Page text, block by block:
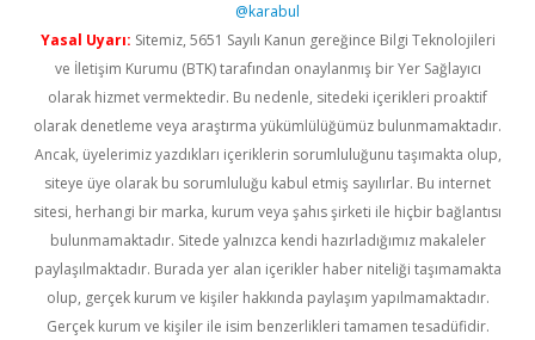
@karabul
Yasal Uyarı: Sitemiz, 5651 Sayılı Kanun gereğince Bilgi Teknolojileri
ve İletişim Kurumu (BTK) tarafından onaylanmış bir Yer Sağlayıcı
olarak hizmet vermektedir. Bu nedenle, sitedeki içerikleri proaktif
olarak denetleme veya araştırma yükümlülüğümüz bulunmamaktadır.
Ancak, üyelerimiz yazdıkları içeriklerin sorumluluğunu taşımakta olup,
siteye üye olarak bu sorumluluğu kabul etmiş sayılırlar. Bu internet
sitesi, herhangi bir marka, kurum veya şahıs şirketi ile hiçbir bağlantısı
bulunmamaktadır. Sitede yalnızca kendi hazırladığımız makaleler
paylaşılmaktadır. Burada yer alan içerikler haber niteliği taşımamakta
olup, gerçek kurum ve kişiler hakkında paylaşım yapılmamaktadır.
Gerçek kurum ve kişiler ile isim benzerlikleri tamamen tesadüfidir.